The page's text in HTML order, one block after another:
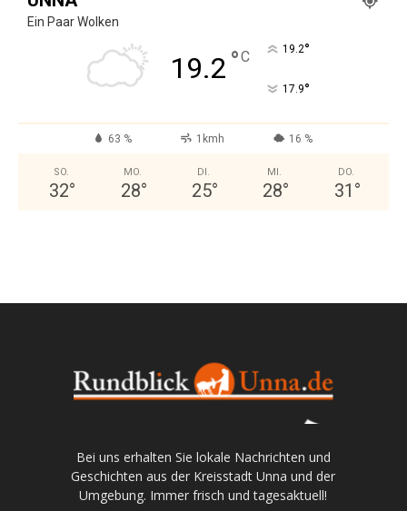
Ein Paar Wolken
19.2 °C 19.2°
17.9°
63 % 1kmh 16 %
SO.
32°
MO.
28°
DI.
25°
MI.
28°
DO.
31 °
Bei uns erhalten Sie lokale Nachrichten und
Geschichten aus der Kreisstadt Unna und der
Umgebung. Immer frisch und tagesaktuell!